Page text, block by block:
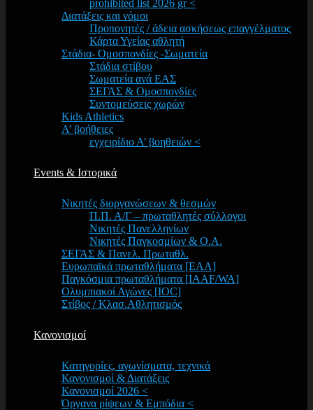
prohibited list 2026 gr <
Διατάξεις και νόμοι
Προπονητές / άδεια ασκήσεως επαγγέλματος
Κάρτα Υγείας αθλητή
Στάδια- Ομοσπονδίες -Σωματεία
Στάδια στίβου
Σωματεία ανά ΕΑΣ
ΣΕΓΑΣ & Ομοσπονδίες
Συντομεύσεις χωρών
Kids Athletics
Α’ βοήθειες
εγχειρίδιο Α’ βοηθειών <
Events & Ιστορικά
Νικητές διοργανώσεων & θεσμών
Π.Π. Α/Γ – πρωταθλητές σύλλογοι
Νικητές Πανελληνίων
Νικητές Παγκοσμίων & Ο.Α.
ΣΕΓΑΣ & Πανελ. Πρωταθλ.
Ευρωπαϊκά πρωταθλήματα [EAA]
Παγκόσμια πρωταθλήματα [IAAF/WA]
Ολυμπιακοί Αγώνες [IOC]
Στίβος / Κλασ.Αθλητισμός
Κανονισμοί
Κατηγορίες, αγωνίσματα, τεχνικά
Κανονισμοί & Διατάξεις
Κανονισμοί 2026 <
Όργανα ρίψεων & Εμπόδια <